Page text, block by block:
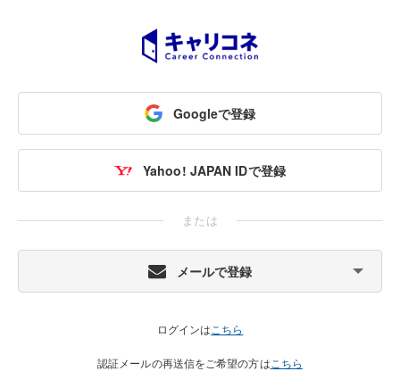
Googleで登録
Yahoo! JAPAN IDで登録
または
メールで登録
ログインは こちら
認証メールの再送信をご希望の方は こちら